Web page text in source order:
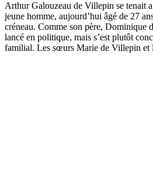
Arthur Galouzeau de Villepin se tenait
jeune homme, aujourd’hui âgé de 27
créneau. Comme son père, Dominique
lancé en politique, mais s’est plutôt
familial. Les sœurs Marie de Villepin et